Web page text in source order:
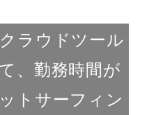
ラウドツール
、勤務時間が
トサーフィン